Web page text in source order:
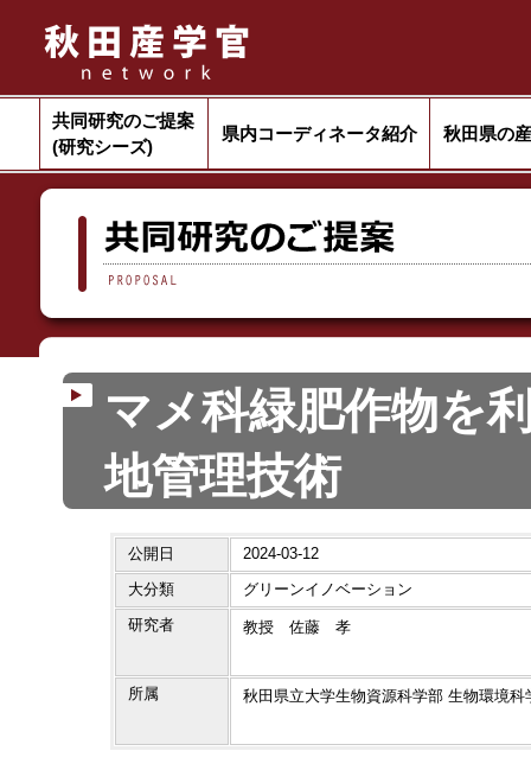
共同研究のご提案
(研究シーズ)
県内コーディネータ紹介 秋田県の
マメ科緑肥作物を
地管理技術
公開日
2024-03-12
大分類
グリーンイノベーション
研究者
教授 佐藤 孝
所属 秋田県立大学生物資源科学部 生物環境科